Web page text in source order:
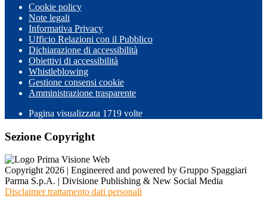
Cookie policy
Note legali
Informativa Privacy
Ufficio Relazioni con il Pubblico
Dichiarazione di accessibilità
Obiettivi di accessibilità
Whistleblowing
Gestione consensi cookie
Amministrazione trasparente
Pagina visualizzata 1719 volte
Sezione Copyright
Copyright 2026 | Engineered and powered by Gruppo Spaggiari
Parma S.p.A. | Divisione Publishing & New Social Media
Disclaimer trattamento dati personali